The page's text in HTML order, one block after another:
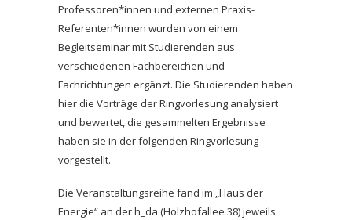
Professoren*innen und externen Praxis-
Referenten*innen wurden von einem
Begleitseminar mit Studierenden aus
verschiedenen Fachbereichen und
Fachrichtungen ergänzt. Die Studierenden haben
hier die Vorträge der Ringvorlesung analysiert
und bewertet, die gesammelten Ergebnisse
haben sie in der folgenden Ringvorlesung
vorgestellt.
Die Veranstaltungsreihe fand im „Haus der
Energie“ an der h_da (Holzhofallee 38) jeweils